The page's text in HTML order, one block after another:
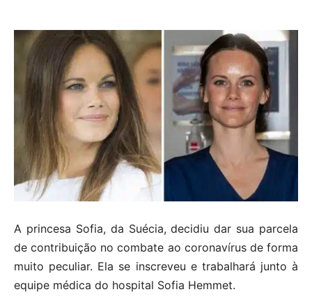
A princesa Sofia, da Suécia, decidiu dar sua parcela
de contribuição no combate ao coronavírus de forma
muito peculiar. Ela se inscreveu e trabalhará junto à
equipe médica do hospital Sofia Hemmet.